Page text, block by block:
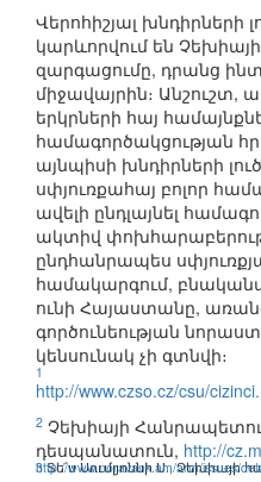
Վերոհիշյալ
կարևորվում են
զարգացումը, դրանց
միջավայրին։ Անշուշտ,
երկրների հայ
համագործակցության
այնպիսի խնդիրների
սփյուռքահայ բոլոր
ավելի ընդլայնել
ակտիվ
ընդհանրապես
համակարգում,
ունի Հայաստանը,
գործունեության
կենսունակ չի գտնվի։
1
http://www.czso.cz/csu/
2 Չեխիայի
դեսպանատուն, http://
3Տե՛ս Սումլյոննի Ս., Չեխիայի
http://www.noravank.am/arm/issues/